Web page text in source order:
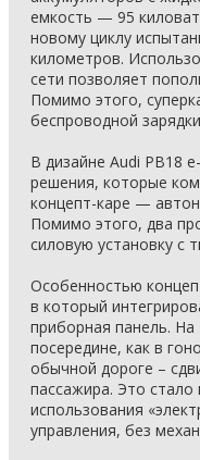
емкость — 95
новому циклу
километров.
сети позволяет
Помимо этого,
беспроводной
В дизайне Audi PB18
решения, которые
концепт-каре —
Помимо этого, два
силовую установку с
Особенностью
в который
приборная панель.
посередине, как в
обычной дороге –
пассажира. Это
использования
управления, без